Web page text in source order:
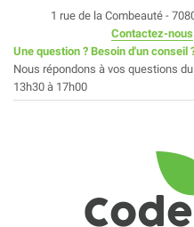
1 rue de la Combeauté -
Contactez-nous
Une question ? Besoin d'un conseil
Nous répondons à vos questions
13h30 à 17h00